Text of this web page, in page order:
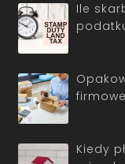
Ile
Kiedy